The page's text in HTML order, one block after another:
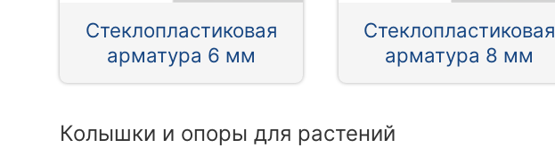
Стеклопластиковая
арматура 6 мм
Стеклопластиковая
арматура 8 мм
Колышки и опоры для растений